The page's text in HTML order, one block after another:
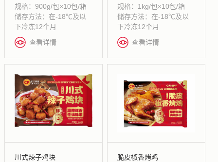
规格：900g/包×10包/箱
储存方法：在-18℃及以
下冷冻12个月
查看详情
规格：1kg/包×10包/箱
储存方法：在-18℃及以
下冷冻12个月
查看详情
川式辣子鸡块 脆皮椒香烤鸡